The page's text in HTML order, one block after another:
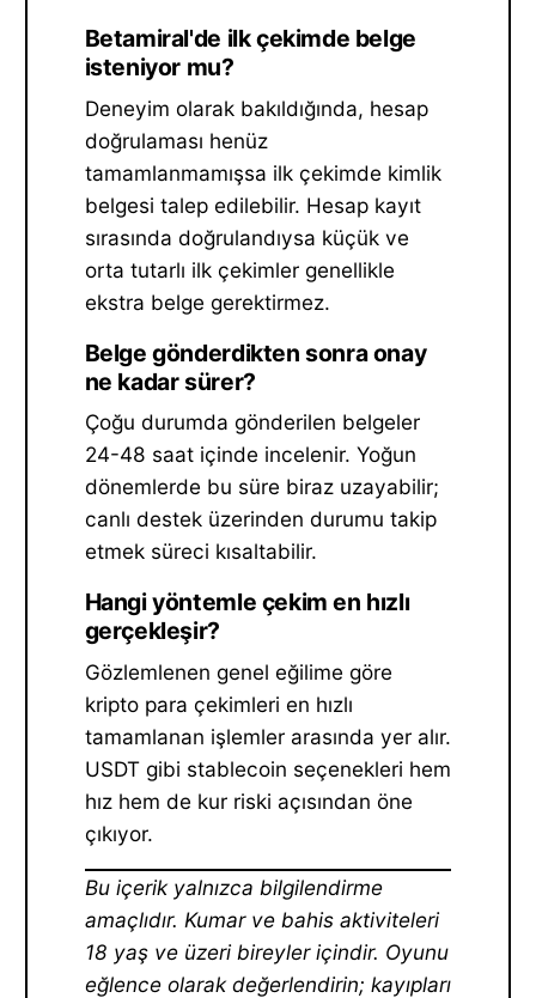
Betamiral'de ilk çekimde belge
isteniyor mu?
Deneyim olarak bakıldığında, hesap
doğrulaması henüz
tamamlanmamışsa ilk çekimde kimlik
belgesi talep edilebilir. Hesap kayıt
sırasında doğrulandıysa küçük ve
orta tutarlı ilk çekimler genellikle
ekstra belge gerektirmez.
Belge gönderdikten sonra onay
ne kadar sürer?
Çoğu durumda gönderilen belgeler
24-48 saat içinde incelenir. Yoğun
dönemlerde bu süre biraz uzayabilir;
canlı destek üzerinden durumu takip
etmek süreci kısaltabilir.
Hangi yöntemle çekim en hızlı
gerçekleşir?
Gözlemlenen genel eğilime göre
kripto para çekimleri en hızlı
tamamlanan işlemler arasında yer alır.
USDT gibi stablecoin seçenekleri hem
hız hem de kur riski açısından öne
çıkıyor.
Bu içerik yalnızca bilgilendirme
amaçlıdır. Kumar ve bahis aktiviteleri
18 yaş ve üzeri bireyler içindir. Oyunu
eğlence olarak değerlendirin; kayıpları